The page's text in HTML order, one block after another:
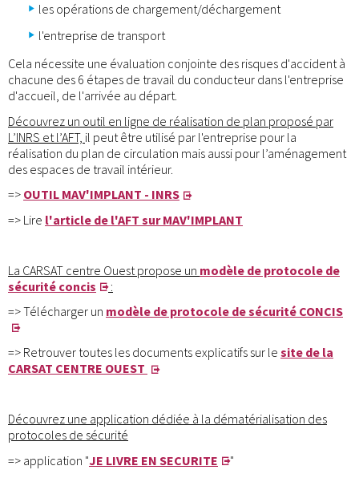
les opérations de chargement/déchargement
l'entreprise de transport
Cela nécessite une évaluation conjointe des risques d'accident à
chacune des 6 étapes de travail du conducteur dans l'entreprise
d'accueil, de l'arrivée au départ.
Découvrez un outil en ligne de réalisation de plan proposé par
L’INRS et l’AFT, il peut être utilisé par l'entreprise pour la
réalisation du plan de circulation mais aussi pour l’aménagement
des espaces de travail intérieur.
=> OUTIL MAV'IMPLANT - INRS
=> Lire l'article de l'AFT sur MAV'IMPLANT
La CARSAT centre Ouest propose un modèle de protocole de
sécurité concis
:
=> Télécharger un modèle de protocole de sécurité CONCIS
=> Retrouver toutes les documents explicatifs sur le site de la
CARSAT CENTRE OUEST
Découvrez une application dédiée à la dématérialisation des
protocoles de sécurité
=> application "JE LIVRE EN SECURITE "